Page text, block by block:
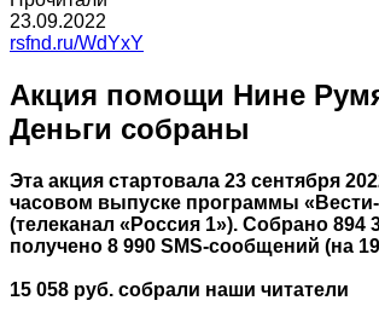
23.09.2022
rsfnd.ru/WdYxY
Акция помощи Нине
Деньги собраны
Эта акция стартовала 23 сентября
часовом выпуске программы
(телеканал «Россия 1»). Собрано 894
получено 8 990 SMS-сообщений (на
15 058 руб. собрали наши читатели